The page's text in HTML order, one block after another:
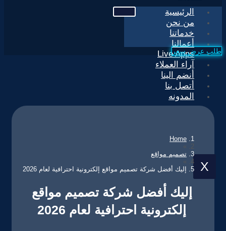
الرئيسية
من نحن
خدماتنا
أعمالنا
Live Apps
آراء العملاء
أنضم الينا
أتصل بنا
المدونه
X
طلب عرض سعر
Home
»
تصميم مواقع
»
إليك أفضل شركة تصميم مواقع إلكترونية احترافية لعام 2026
إليك أفضل شركة تصميم مواقع
إلكترونية احترافية لعام 2026